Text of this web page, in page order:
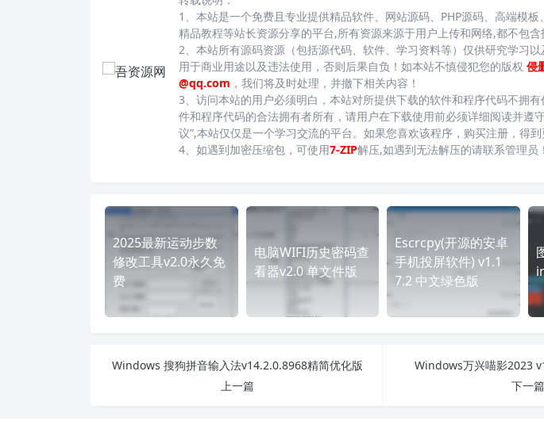
1、本站是一个免费且专业提供精品软件、网站源码、PHP源码、高端模板
精品教程等站长资源分享的平台,所有资源来源于用户上传和网络,都不包含
2、本站所有源码资源（包括源代码、软件、学习资料等）仅供研究学习
用于商业用途以及违法使用，否则后果自负！如本站不慎侵犯您的版权 侵
@qq.com ，我们将及时处理，并撤下相关内容！
3、访问本站的用户必须明白，本站对所提供下载的软件和程序代码不拥
件和程序代码的合法拥有者所有，请用户在下载使用前必须详细阅读并遵
议”,本站仅仅是一个学习交流的平台。如果您喜欢该程序，购买注册，得到
4、如遇到加密压缩包，可使用7-ZIP解压,如遇到无法解压的请联系管理员！
2025最新运动步数
修改工具v2.0永久免
费
电脑WIFI历史密码查
看器v2.0 单文件版
Escrcpy(开源的安卓
手机投屏软件) v1.1
7.2 中文绿色版
Windows 搜狗拼音输入法v14.2.0.8968精简优化版
上一篇
Windows万兴喵影2023
下一篇